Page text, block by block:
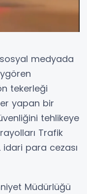
medyada
tekerleği
yapan bir
tehlikeye
Trafik
idari para cezası
Müdürlüğü